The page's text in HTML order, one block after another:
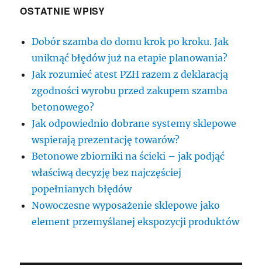
OSTATNIE WPISY
Dobór szamba do domu krok po kroku. Jak
uniknąć błędów już na etapie planowania?
Jak rozumieć atest PZH razem z deklaracją
zgodności wyrobu przed zakupem szamba
betonowego?
Jak odpowiednio dobrane systemy sklepowe
wspierają prezentację towarów?
Betonowe zbiorniki na ścieki – jak podjąć
właściwą decyzję bez najczęściej
popełnianych błędów
Nowoczesne wyposażenie sklepowe jako
element przemyślanej ekspozycji produktów